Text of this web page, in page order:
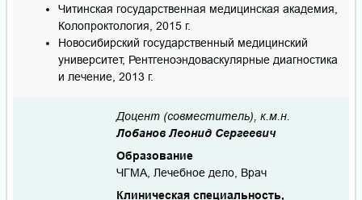
Читинская государственная медицинская академия,
Колопроктология, 2015 г.
Новосибирский государственный медицинский
университет, Рентгеноэндоваскулярные диагностика
и лечение, 2013 г.
Доцент (совместитель), к.м.н.
Лобанов Леонид Сергеевич
Образование
ЧГМА, Лечебное дело, Врач
Клиническая специальность,